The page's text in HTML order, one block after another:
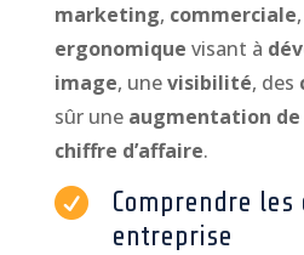
marketing, commerciale,
ergonomique visant à
image, unevisibilité, des
sûr une augmentation
chiffre d’affaire.

Comprendre
entreprise